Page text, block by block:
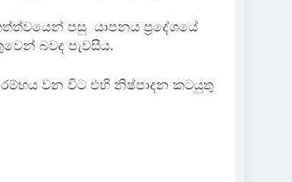
පසු යාපනය ප්‍රදේශයේ
බවද පැවසීය.
වන විට එහි නිෂ්පාදන කටයුතු